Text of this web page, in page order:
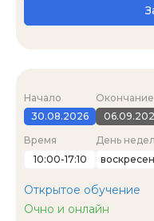
Начало
30.08.2026
Окончание
Время
10:00-17:10
День
Открытое обучение
Очно и онлайн